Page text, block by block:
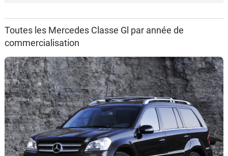
Toutes les Mercedes Classe Gl par année de
commercialisation